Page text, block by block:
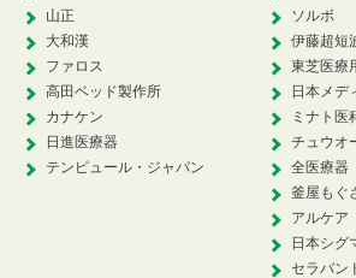
山正
大和漢
ファロス
高田ベッド製作所
カナケン
日進医療器
テンピュール・ジャパン
ソルボ
伊藤超短
東芝医療
日本メデ
ミナト医
チュウオ
全医療器
釜屋もぐ
アルケア
日本シグ
セラバン